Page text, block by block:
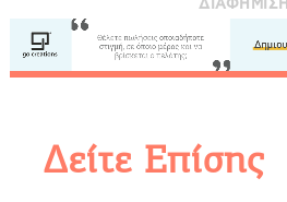
ΔΙΑΦΉΜΙΣΗ
Δείτε Επίσης